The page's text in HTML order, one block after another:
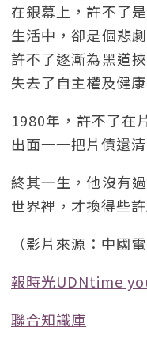
在銀幕上，許不了
生活中，卻是個悲
許不了逐漸為黑道
失去了自主權及健康
1980年，許不了在
出面一一把片債還清
終其一生，他沒有
世界裡，才換得些許
（影片來源：中國電
報時光UDNtime
聯合知識庫